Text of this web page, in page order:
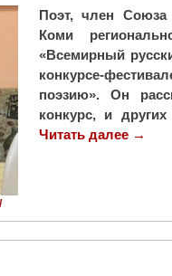
и
т
Поэт, член Союза
Коми
«Всемирный
конкурсе-
поэзию». Он
конкурс, и
Читать далее "→